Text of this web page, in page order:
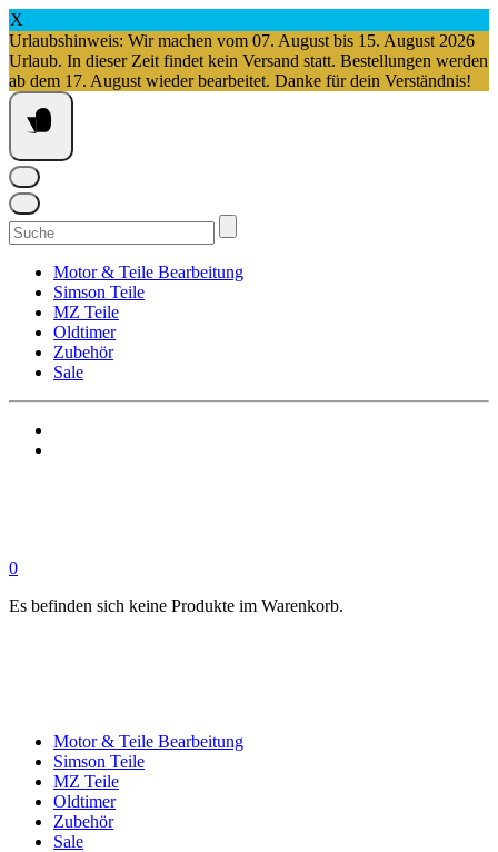
X
Urlaubshinweis: Wir machen vom 07. August bis 15. August 2026
Urlaub. In dieser Zeit findet kein Versand statt. Bestellungen werden
ab dem 17. August wieder bearbeitet. Danke für dein Verständnis!
Springe
zum
Inhalt
Suchen
nach:
Motor & Teile Bearbeitung
Simson Teile
MZ Teile
Oldtimer
Zubehör
Sale
0
Es befinden sich keine Produkte im Warenkorb.
Motor & Teile Bearbeitung
Simson Teile
MZ Teile
Oldtimer
Zubehör
Sale